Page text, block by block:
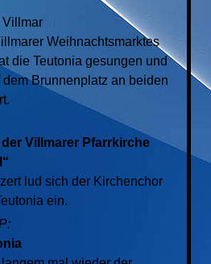
Villmar
Weihnachtsmarktes
die Teutonia gesungen und
Brunnenplatz an beiden
Villmarer Pfarrkirche
lud sich der Kirchenchor
ein.